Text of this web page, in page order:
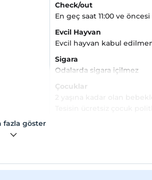
Check/out
En geç saat 11:00 ve öncesi
Evcil Hayvan
Evcil hayvan kabul
Sigara
Odalarda sigara içilmez
Çocuklar
2 yaşına kadar olan
fazla göster